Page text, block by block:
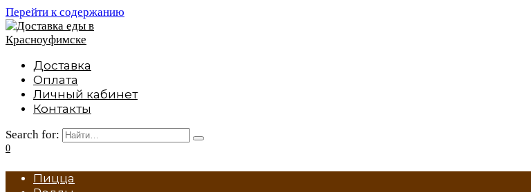
Перейти к содержанию
Доставка
Оплата
Личный кабинет
Контакты
Search for:
0
Пицца